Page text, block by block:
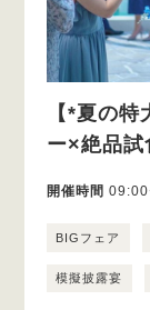
【*夏の
ー×絶品
開催時間
BIGフェア
模擬披露宴